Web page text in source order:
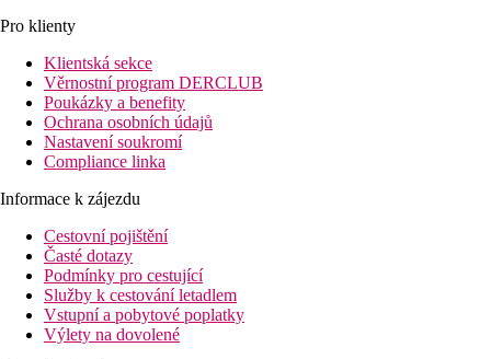
Pro klienty
Klientská sekce
Věrnostní program DERCLUB
Poukázky a benefity
Ochrana osobních údajů
Nastavení soukromí
Compliance linka
Informace k zájezdu
Cestovní pojištění
Časté dotazy
Podmínky pro cestující
Služby k cestování letadlem
Vstupní a pobytové poplatky
Výlety na dovolené